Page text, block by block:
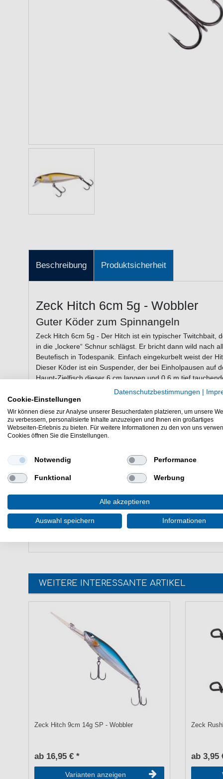
Beschreibung Produktsicherheit
Zeck Hitch 6cm 5g - Wobbler
Guter Köder zum Spinnangeln
Zeck Hitch 6cm 5g - Der Hitch ist ein typischer Twitchbait,
in die „lockere“ Schnur schlägst. Er bricht dann wild nach
Beutefisch in Todespanik. Einfach eingekurbelt weist der
Dieser Köder ist ein Suspender, der bei Einholpausen auf
Haupt-Zielfisch dieser 6 cm langen und 0,6 m tief
Eigenschaften von dem Zeck Hitch
Kunstköder zum Spinnfischen
Länge: 6cm
Geräuschlos
Split Ring 11 kg
Lieferumfang: 1 Wobbler in einer gewählten Farbe
Günstig Hitch 6cm 5g online kaufen & sparen. Zeck
bestellen.
WEITERE INTERESSANTE ARTIKEL
Zeck Hitch 9cm 14g SP - Wobbler
ab 16,95 € *
Varianten anzeigen
Zeck
ab 3,95
Datenschutzbestimmungen |
Cookie-Einstellungen
Wir können diese zur Analyse unserer Besucherdaten platzieren, um unsere
zu verbessern, personalisierte Inhalte anzuzeigen und Ihnen ein großartiges
Webseiten-Erlebnis zu bieten. Für weitere Informationen zu den von uns
Cookies öffnen Sie die Einstellungen.
Notwendig Performance
Funktional Werbung
Alle akzeptieren
Auswahl speichern Informationen